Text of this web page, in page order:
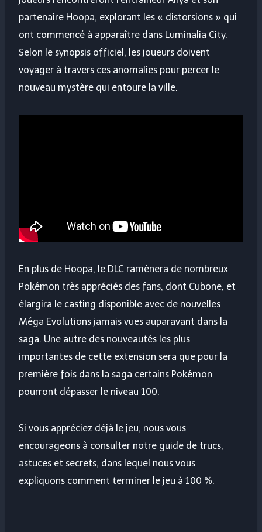
partenaire Hoopa, explorant les « distorsions » qui
ont commencé à apparaître dans Luminalia City.
Selon le synopsis officiel, les joueurs doivent
voyager à travers ces anomalies pour percer le
nouveau mystère qui entoure la ville.
En plus de Hoopa, le DLC ramènera de nombreux
Pokémon très appréciés des fans, dont Cubone, et
élargira le casting disponible avec de nouvelles
Méga Evolutions jamais vues auparavant dans la
saga. Une autre des nouveautés les plus
importantes de cette extension sera que pour la
première fois dans la saga certains Pokémon
pourront dépasser le niveau 100.
Si vous appréciez déjà le jeu, nous vous
encourageons à consulter notre guide de trucs,
astuces et secrets, dans lequel nous vous
expliquons comment terminer le jeu à 100 %.